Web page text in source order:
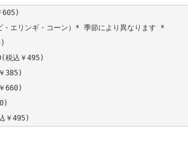
605)
・エリンギ・コーン）* 季節により異なります *
税込￥495)
385)
660)
￥495)